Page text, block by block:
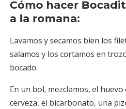
Cómo hacer
a la romana:
Lavamos y secamos bien los
salamos y los cortamos en
bocado.
En un bol, mezclamos, el
cerveza, el bicarbonato, una